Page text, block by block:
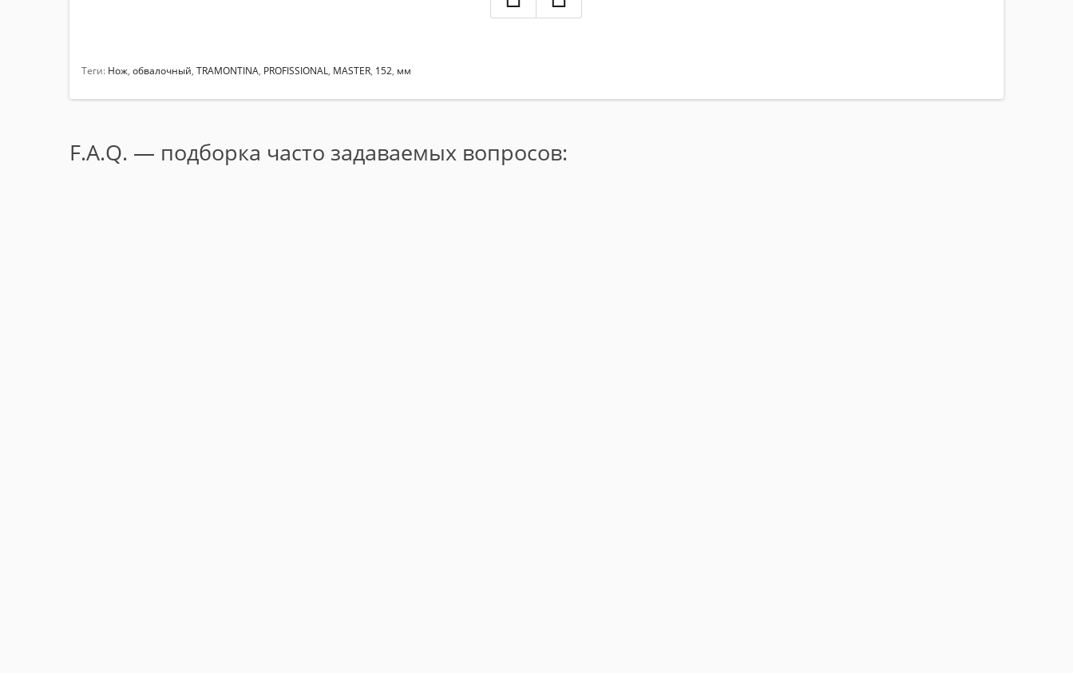
Теги: Нож, обвалочный, TRAMONTINA, PROFISSIONAL, MASTER, 152, мм
F.A.Q. — подборка часто задаваемых вопросов: